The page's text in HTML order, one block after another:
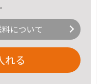
について
れる